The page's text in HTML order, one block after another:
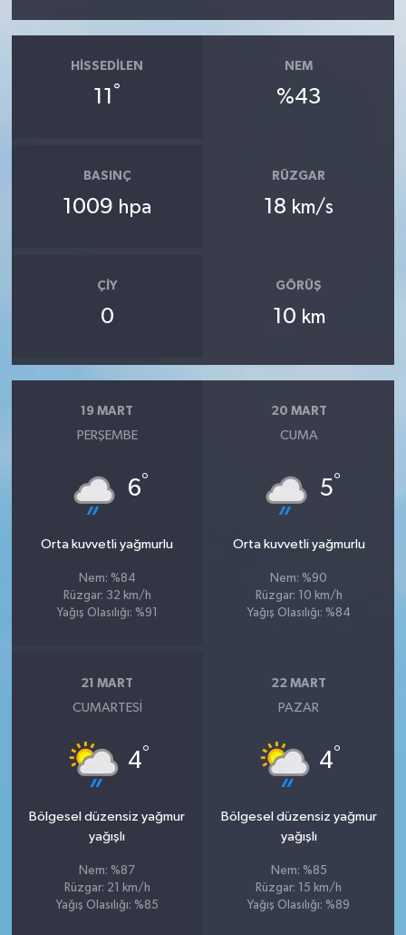
HISSEDILEN
11 °
NEM
%43
BASINÇ
1009 hpa
RÜZGAR
18 km/s
ÇIY
0
GÖRÜŞ
10 km
19 MART
PERŞEMBE
6°
Orta kuvvetli yağmurlu
Nem: %84
Rüzgar: 32 km/h
Yağış Olasılığı: %91
20 MART
CUMA
5°
Orta kuvvetli yağmurlu
Nem: %90
Rüzgar: 10 km/h
Yağış Olasılığı: %84
21 MART
CUMARTESI
4°
Bölgesel düzensiz yağmur
yağışlı
Nem: %87
Rüzgar: 21 km/h
Yağış Olasılığı: %85
22 MART
PAZAR
4°
Bölgesel düzensiz yağmur
yağışlı
Nem: %85
Rüzgar: 15 km/h
Yağış Olasılığı: %89